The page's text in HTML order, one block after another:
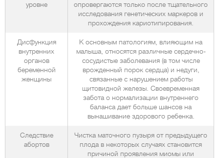
уровне
опровергаются только после тщательного
исследования генетических маркеров и
прохождения кариотипирования.
Дисфункция
внутренних
органов
беременной
женщины
К основным патологиям, влияющим на
малыша, относятся различные сердечно-
сосудистые заболевания (в том числе
врожденный порок сердца) и недуги,
связанные с нарушением работы
щитовидной железы. Своевременная
забота о нормализации внутреннего
баланса дает больше шансов на
вынашивание здорового ребенка.
Следствие
абортов
Чистка маточного пузыря от предыдущего
плода в некоторых случаях становится
причиной проявления миомы или